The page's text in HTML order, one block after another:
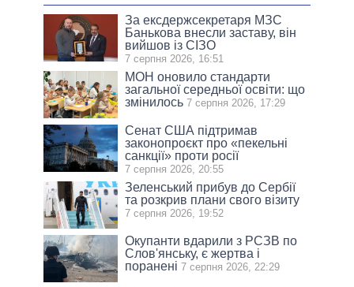
За ексдержсекретаря МЗС
Банькова внесли заставу, він
вийшов із СІЗО
7 серпня 2026, 16:51
МОН оновило стандарти
загальної середньої освіти: що
змінилось 7 серпня 2026, 17:29
Сенат США підтримав
законопроєкт про «пекельні
санкції» проти росії
7 серпня 2026, 20:55
Зеленський прибув до Сербії
та розкрив плани свого візиту
7 серпня 2026, 19:52
Окупанти вдарили з РСЗВ по
Слов'янську, є жертва і
поранені 7 серпня 2026, 22:29